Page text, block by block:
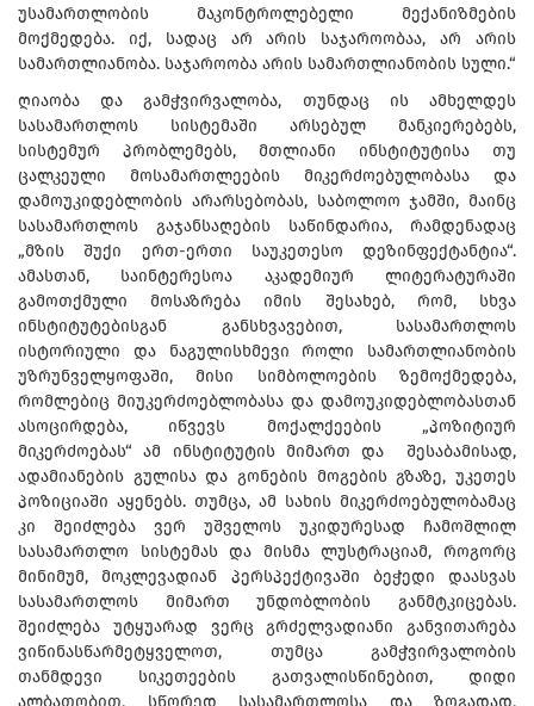
უსამართლობის მაკონტროლებელი მექანიზმების
მოქმედება. იქ, სადაც არ არის საჯაროობაა, არ არის
სამართლიანობა. საჯაროობა არის სამართლიანობის სული.“
ღიაობა და გამჭვირვალობა, თუნდაც ის ამხელდეს
სასამართლოს სისტემაში არსებულ მანკიერებებს,
სისტემურ პრობლემებს, მთლიანი ინსტიტუტისა თუ
ცალკეული მოსამართლეების მიკერძოებულობასა და
დამოუკიდებლობის არარსებობას, საბოლოო ჯამში, მაინც
სასამართლოს გაჯანსაღების საწინდარია, რამდენადაც
„მზის შუქი ერთ-ერთი საუკეთესო დეზინფექტანტია“.
ამასთან, საინტერესოა აკადემიურ ლიტერატურაში
გამოთქმული მოსაზრება იმის შესახებ, რომ, სხვა
ინსტიტუტებისგან განსხვავებით, სასამართლოს
ისტორიული და ნაგულისხმევი როლი სამართლიანობის
უზრუნველყოფაში, მისი სიმბოლოების ზემოქმედება,
რომლებიც მიუკერძოებლობასა და დამოუკიდებლობასთან
ასოცირდება, იწვევს მოქალქეების „პოზიტიურ
მიკერძოებას“ ამ ინსტიტუტის მიმართ და შესაბამისად,
ადამიანების გულისა და გონების მოგების გზაზე, უკეთეს
პოზიციაში აყენებს. თუმცა, ამ სახის მიკერძოებულობამაც
კი შეიძლება ვერ უშველოს უკიდურესად ჩამოშლილ
სასამართლო სისტემას და მისმა ლუსტრაციამ, როგორც
მინიმუმ, მოკლევადიან პერსპექტივაში ბეჭედი დაასვას
სასამართლოს მიმართ უნდობლობის განმტკიცებას.
შეიძლება უტყუარად ვერც გრძელვადიანი განვითარება
ვიწინასწარმეტყველოთ, თუმცა გამჭვირვალობის
თანმდევი სიკეთეების გათვალისწინებით, დიდი
ალბათობით, სწორედ სასამართლოსა და ზოგადად,